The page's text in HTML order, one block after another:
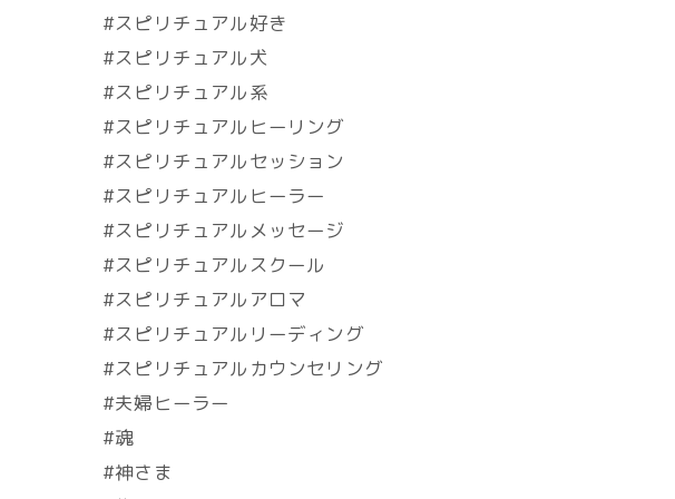
#スピリチュアル好き
#スピリチュアル犬
#スピリチュアル系
#スピリチュアルヒーリング
#スピリチュアルセッション
#スピリチュアルヒーラー
#スピリチュアルメッセージ
#スピリチュアルスクール
#スピリチュアルアロマ
#スピリチュアルリーディング
#スピリチュアルカウンセリング
#夫婦ヒーラー
#魂
#神さま